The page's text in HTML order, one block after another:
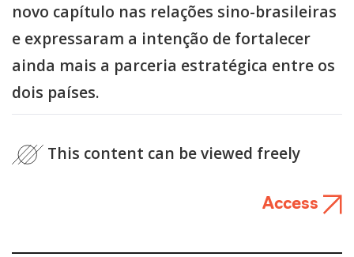
novo capítulo nas relações sino-brasileiras
e expressaram a intenção de fortalecer
ainda mais a parceria estratégica entre os
dois países.
This content can be viewed freely
Access